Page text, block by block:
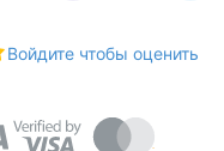
Войдите чтобы оценить